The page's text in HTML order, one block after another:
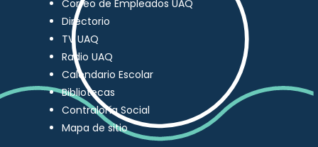
Correo de Empleados UAQ
Directorio
TV UAQ
Radio UAQ
Calendario Escolar
Bibliotecas
Contraloría Social
Mapa de sitio